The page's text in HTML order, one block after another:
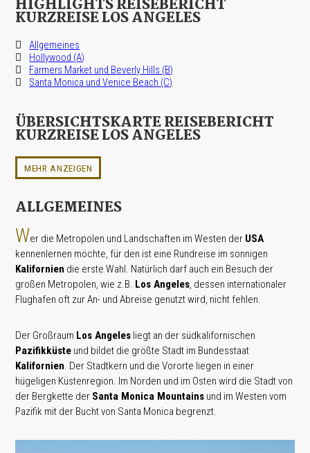
HIGHLIGHTS REISEBERICHT
KURZREISE LOS ANGELES
Allgemeines
Hollywood (A)
Farmers Market und Beverly Hills (B)
Santa Monica und Venice Beach (C)
ÜBERSICHTSKARTE REISEBERICHT
KURZREISE LOS ANGELES
MEHR ANZEIGEN
ALLGEMEINES
Wer die Metropolen und Landschaften im Westen der USA
kennenlernen möchte, für den ist eine Rundreise im sonnigen
Kalifornien die erste Wahl. Natürlich darf auch ein Besuch der
großen Metropolen, wie z.B. Los Angeles, dessen internationaler
Flughafen oft zur An- und Abreise genutzt wird, nicht fehlen.
Der Großraum Los Angeles liegt an der südkalifornischen
Pazifikküste und bildet die größte Stadt im Bundesstaat
Kalifornien. Der Stadtkern und die Vororte liegen in einer
hügeligen Küstenregion. Im Norden und im Osten wird die Stadt von
der Bergkette der Santa Monica Mountains und im Westen vom
Pazifik mit der Bucht von Santa Monica begrenzt.